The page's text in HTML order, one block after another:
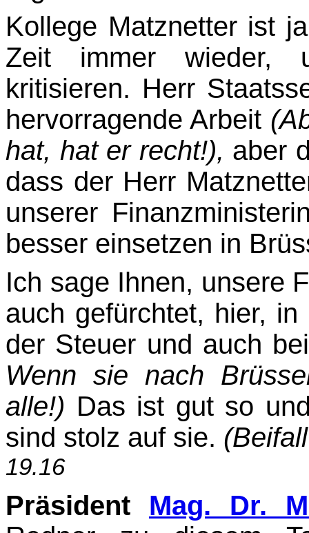
Kollege Matznetter ist
Zeit immer wieder,
kritisieren. Herr
hervor­ragende Arbeit
hat, hat er recht!), aber
dass der Herr
unserer
besser einsetzen in
Ich sage Ihnen, unsere
auch gefürchtet, hier,
der Steuer und auch
Wenn sie nach
alle!) Das ist gut so
sind stolz auf sie.
19.16
Präsident Mag. Dr.